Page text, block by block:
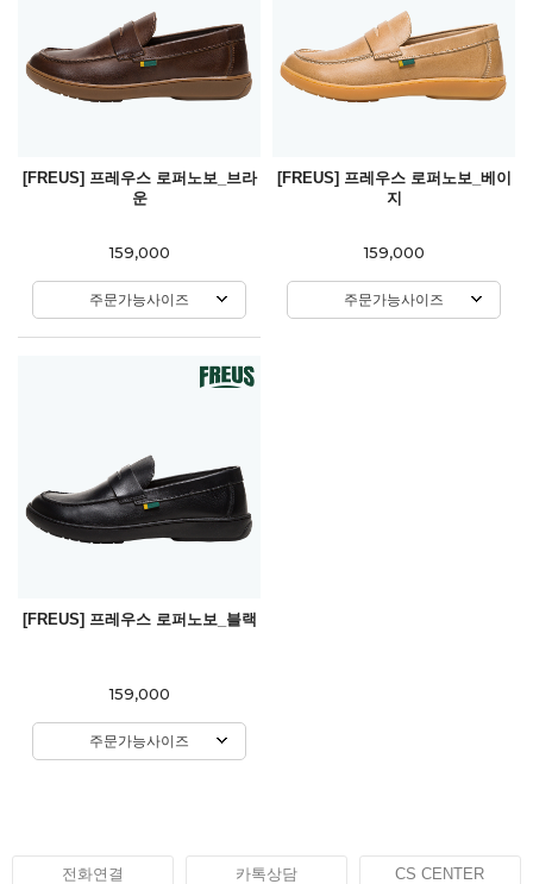
[FREUS] 프레우스 로퍼노보_브라
운
159,000
주문가능사이즈
[FREUS] 프레우스 로퍼노보_베이
지
159,000
주문가능사이즈
[FREUS] 프레우스 로퍼노보_블랙
159,000
주문가능사이즈
전화연결 카톡상담 CS CENTER